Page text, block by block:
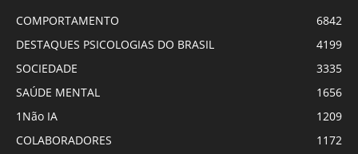
COMPORTAMENTO
6842
DESTAQUES PSICOLOGIAS DO BRASIL
4199
SOCIEDADE
3335
SAÚDE MENTAL
1656
1Não IA
1209
COLABORADORES
1172